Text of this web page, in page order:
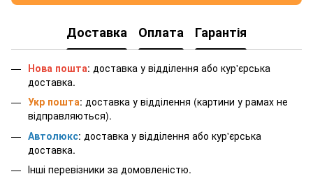
Доставка Оплата Гарантія
Нова пошта: доставка у відділення або кур'єрська
доставка.
Укр пошта: доставка у відділення (картини у рамах не
відправляються).
Автолюкс: доставка у відділення або кур'єрська
доставка.
Інші перевізники за домовленістю.